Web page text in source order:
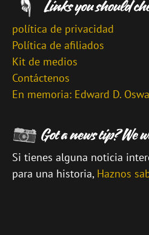
política de privacidad
Política de afiliados
Kit de medios
Contáctenos
En memoria: Edward D.
Si tienes alguna noticia
para una historia, Haznos